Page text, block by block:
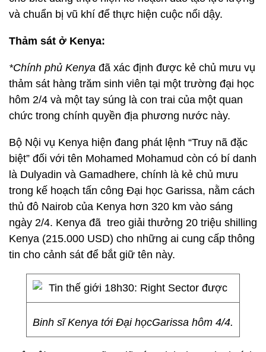
và chuẩn bị vũ khí để thực hiện cuộc nổi dậy.
Thảm sát ở Kenya:
*Chính phủ Kenya đã xác định được kẻ chủ mưu vụ
thảm sát hàng trăm sinh viên tại một trường đại học
hôm 2/4 và một tay súng là con trai của một quan
chức trong chính quyền địa phương nước này.
Bộ Nội vụ Kenya hiện đang phát lệnh “Truy nã đặc
biệt” đối với tên Mohamed Mohamud còn có bí danh
là Dulyadin và Gamadhere, chính là kẻ chủ mưu
trong kế hoạch tấn công Đại học Garissa, nằm cách
thủ đô Nairob của Kenya hơn 320 km vào sáng
ngày 2/4. Kenya đã treo giải thưởng 20 triệu shilling
Kenya (215.000 USD) cho những ai cung cấp thông
tin cho cảnh sát để bắt giữ tên này.
Binh sĩ Kenya tới Đại họcGarissa hôm 4/4.